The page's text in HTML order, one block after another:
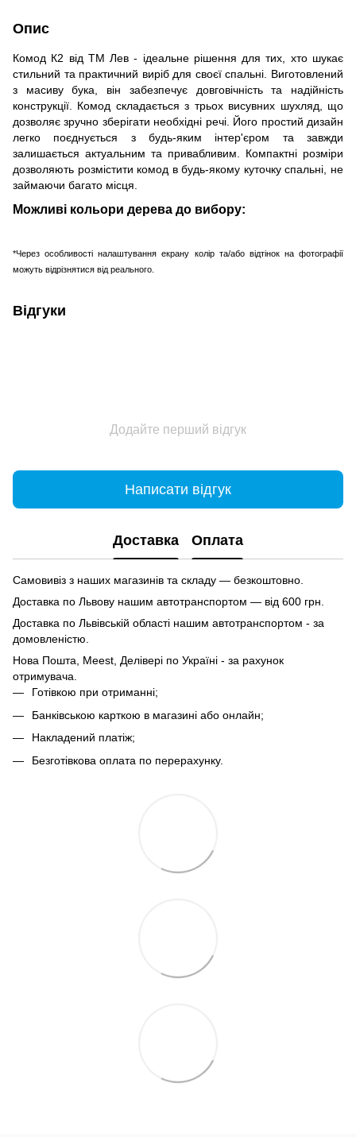
Опис
Комод К2 від ТМ Лев - ідеальне рішення для тих, хто шукає
стильний та практичний виріб для своєї спальні. Виготовлений
з масиву бука, він забезпечує довговічність та надійність
конструкції. Комод складається з трьох висувних шухляд, що
дозволяє зручно зберігати необхідні речі. Його простий дизайн
легко поєднується з будь-яким інтер'єром та завжди
залишається актуальним та привабливим. Компактні розміри
дозволяють розмістити комод в будь-якому куточку спальні, не
займаючи багато місця.
Можливі кольори дерева до вибору:
*Через особливості налаштування екрану колір та/або відтінок на фотографії
можуть відрізнятися від реального.
Відгуки
Додайте перший відгук
Написати відгук
Доставка Оплата
Самовивіз з наших магазинів та складу — безкоштовно.
Доставка по Львову нашим автотранспортом — від 600 грн.
Доставка по Львівській області нашим автотранспортом - за
домовленістю.
Нова Пошта, Meest, Делівері по Україні - за рахунок
отримувача.
Готівкою при отриманні;
Банківською карткою в магазині або онлайн;
Накладений платіж;
Безготівкова оплата по перерахунку.